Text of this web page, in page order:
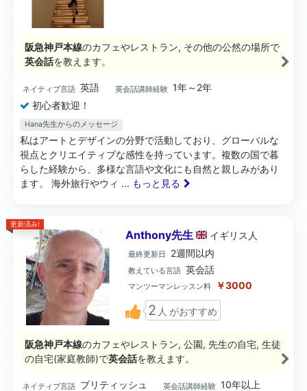
阪急神戸本線のカフェやレストラン, その他の公然の場所で
英会話を教えます。
ネイティブ言語 英語 英会話講師経験 1年～2年
初心者歓迎！
Hana先生からのメッセージ
私はアートとデザインの分野で活動しており、グローバルな
視点とクリエイティブな感性を持っています。複数の国で暮
らした経験から、多様な言語や文化にも自然と親しみがあり
ます。 海外旅行やウィ ... もっと見る
更新済み!
Anthony先生 イギリス 人
最終更新日 2週間以内
教えている言語 英会話
マンツーマンレッスン料 ￥3000
2 人 がおすすめ
阪急神戸本線のカフェやレストラン, 公園, 先生の自宅, 生徒
の自宅(家庭教師)で英会話を教えます。
ネイティブ言語 ブリティッシュ 英会話講師経験 10年以上